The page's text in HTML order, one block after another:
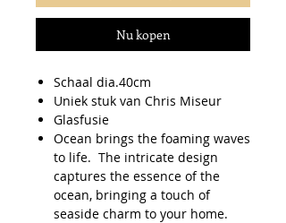
Nu kopen
Schaal dia.40cm
Uniek stuk van Chris Miseur
Glasfusie
Ocean brings the foaming waves
to life. The intricate design
captures the essence of the
ocean, bringing a touch of
seaside charm to your home.